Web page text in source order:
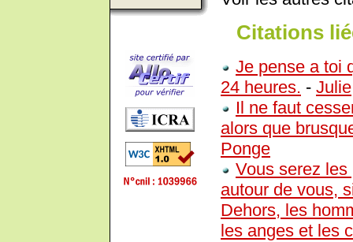
Citations
Je pense a toi
24 heures. - Julie
Il ne faut
alors que
Ponge
Vous serez les
autour de vous,
Dehors, les
les anges et les